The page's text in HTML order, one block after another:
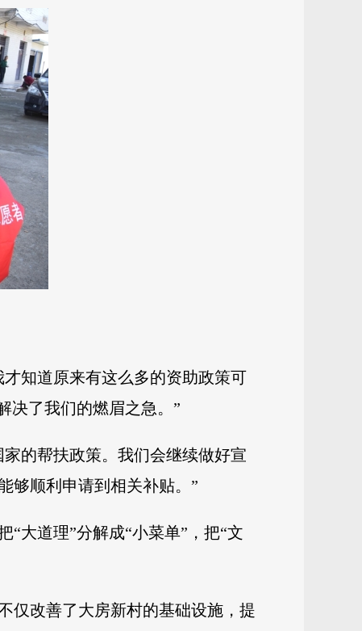
知道原来有这么多的资助政策可
决了我们的燃眉之急。”
的帮扶政策。我们会继续做好宣
够顺利申请到相关补贴。”
大道理”分解成“小菜单”，把“文
仅改善了大房新村的基础设施，提